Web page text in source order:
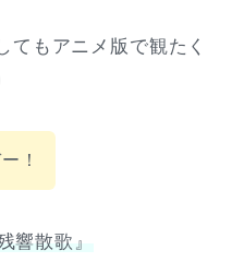
てもアニメ版で観たく
！
響散歌』